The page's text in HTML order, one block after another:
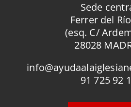
Sede
Ferrer del
(esq. C/
28028
91 725 92